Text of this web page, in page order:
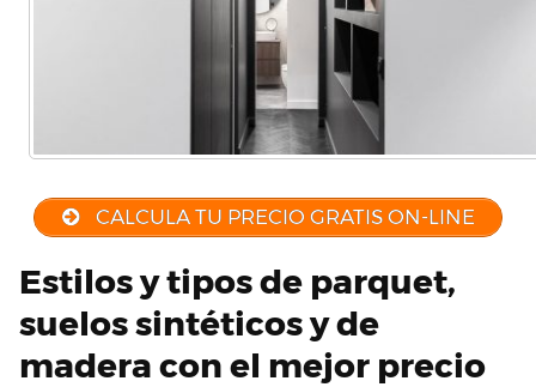
CALCULA TU PRECIO GRATIS ON-LINE
Estilos y tipos de parquet,
suelos sintéticos y de
madera con el mejor precio